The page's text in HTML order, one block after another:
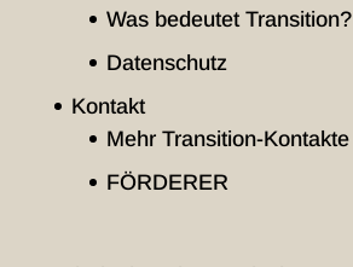
Was bedeutet Transition?
Datenschutz
Kontakt
Mehr Transition-Kontakte
FÖRDERER